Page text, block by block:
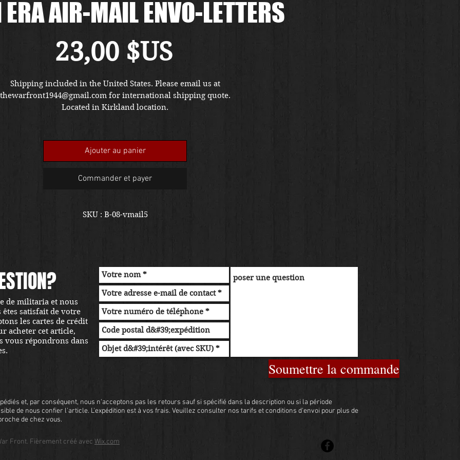
AIR-MAIL ENVO-LETTERS
23,00 $USPrix
Shipping included in the United States. Please email us at
thewarfront1944@gmail.com for international shipping quote.
Located in Kirkland location.
Ajouter au panier
Commander et payer
SKU : B-08-vmail5
de militaria et nous
satisfait de votre
les cartes de crédit
acheter cet article,
vous répondrons dans
Soumettre la commande
et, par conséquent, nous n'acceptons pas les retours sauf si spécifié dans la description ou si la période
de nous confier l'article. L'expédition est à vos frais. Veuillez consulter nos tarifs et conditions d'envoi pour plus de
de chez vous.
Front. Fièrement créé avec Wix.com